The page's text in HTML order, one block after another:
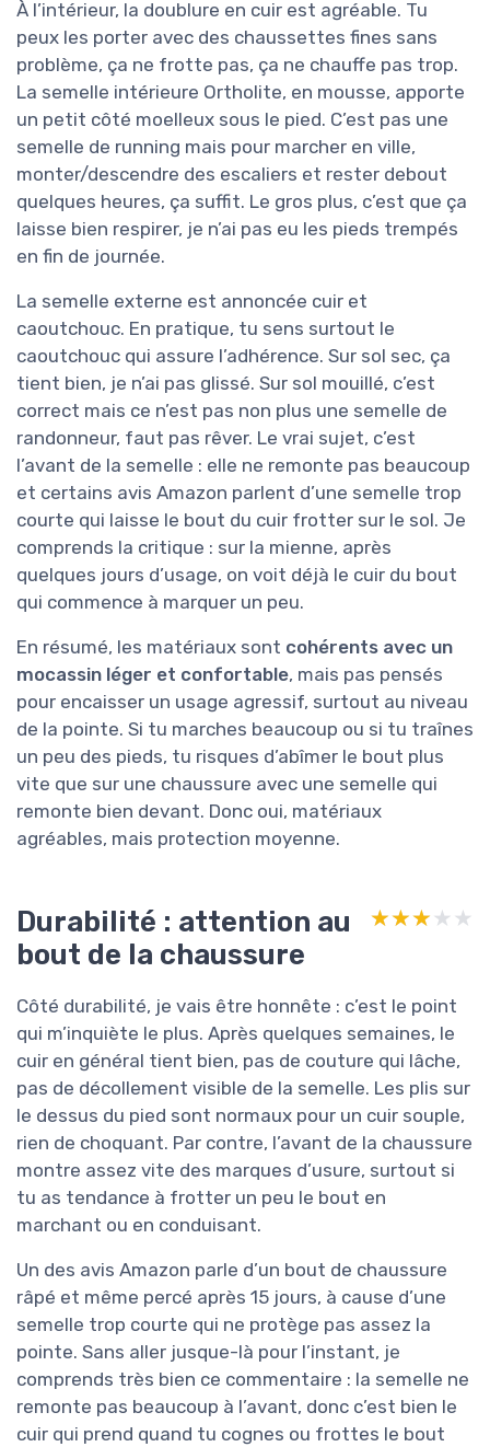
À l’intérieur, la doublure en cuir est agréable. Tu
peux les porter avec des chaussettes fines sans
problème, ça ne frotte pas, ça ne chauffe pas trop.
La semelle intérieure Ortholite, en mousse, apporte
un petit côté moelleux sous le pied. C’est pas une
semelle de running mais pour marcher en ville,
monter/descendre des escaliers et rester debout
quelques heures, ça suffit. Le gros plus, c’est que ça
laisse bien respirer, je n’ai pas eu les pieds trempés
en fin de journée.
La semelle externe est annoncée cuir et
caoutchouc. En pratique, tu sens surtout le
caoutchouc qui assure l’adhérence. Sur sol sec, ça
tient bien, je n’ai pas glissé. Sur sol mouillé, c’est
correct mais ce n’est pas non plus une semelle de
randonneur, faut pas rêver. Le vrai sujet, c’est
l’avant de la semelle : elle ne remonte pas beaucoup
et certains avis Amazon parlent d’une semelle trop
courte qui laisse le bout du cuir frotter sur le sol. Je
comprends la critique : sur la mienne, après
quelques jours d’usage, on voit déjà le cuir du bout
qui commence à marquer un peu.
En résumé, les matériaux sont cohérents avec un
mocassin léger et confortable, mais pas pensés
pour encaisser un usage agressif, surtout au niveau
de la pointe. Si tu marches beaucoup ou si tu traînes
un peu des pieds, tu risques d’abîmer le bout plus
vite que sur une chaussure avec une semelle qui
remonte bien devant. Donc oui, matériaux
agréables, mais protection moyenne.
Durabilité : attention au
bout de la chaussure
★★★★★
★★★★★
Côté durabilité, je vais être honnête : c’est le point
qui m’inquiète le plus. Après quelques semaines, le
cuir en général tient bien, pas de couture qui lâche,
pas de décollement visible de la semelle. Les plis sur
le dessus du pied sont normaux pour un cuir souple,
rien de choquant. Par contre, l’avant de la chaussure
montre assez vite des marques d’usure, surtout si
tu as tendance à frotter un peu le bout en
marchant ou en conduisant.
Un des avis Amazon parle d’un bout de chaussure
râpé et même percé après 15 jours, à cause d’une
semelle trop courte qui ne protège pas assez la
pointe. Sans aller jusque-là pour l’instant, je
comprends très bien ce commentaire : la semelle ne
remonte pas beaucoup à l’avant, donc c’est bien le
cuir qui prend quand tu cognes ou frottes le bout